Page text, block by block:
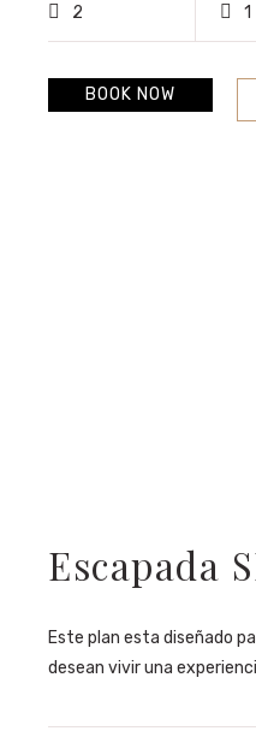
2 1
BOOK NOW
Escapada
Este plan esta diseñado
desean vivir una